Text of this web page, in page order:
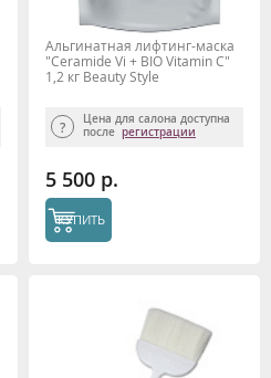
Альгинатная лифтинг-маска
"Сeramide Vi + BIO Vitamin C"
1,2 кг Beauty Stylе
Цена для салона доступна
после регистрации
5 500 р.
КУПИТЬ